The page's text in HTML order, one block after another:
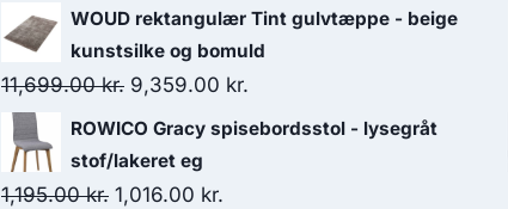
WOUD rektangulær Tint gulvtæppe - beige
kunstsilke og bomuld
11,699.00kr. 9,359.00 kr.
ROWICO Gracy spisebordsstol - lysegråt
stof/lakeret eg
1,195.00kr. 1,016.00 kr.